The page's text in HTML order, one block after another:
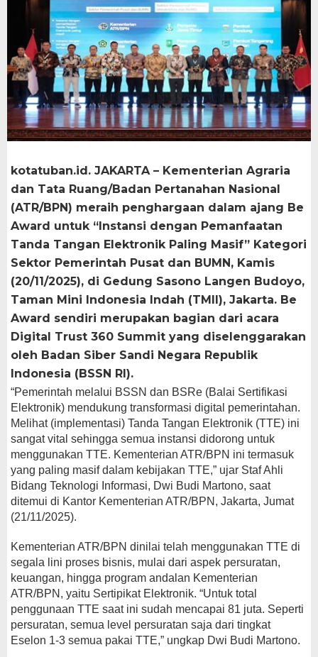
kotatuban.id. JAKARTA – Kementerian Agraria
dan Tata Ruang/Badan Pertanahan Nasional
(ATR/BPN) meraih penghargaan dalam ajang Be
Award untuk “Instansi dengan Pemanfaatan
Tanda Tangan Elektronik Paling Masif” Kategori
Sektor Pemerintah Pusat dan BUMN, Kamis
(20/11/2025), di Gedung Sasono Langen Budoyo,
Taman Mini Indonesia Indah (TMII), Jakarta. Be
Award sendiri merupakan bagian dari acara
Digital Trust 360 Summit yang diselenggarakan
oleh Badan Siber Sandi Negara Republik
Indonesia (BSSN RI).
“Pemerintah melalui BSSN dan BSRe (Balai Sertifikasi
Elektronik) mendukung transformasi digital pemerintahan.
Melihat (implementasi) Tanda Tangan Elektronik (TTE) ini
sangat vital sehingga semua instansi didorong untuk
menggunakan TTE. Kementerian ATR/BPN ini termasuk
yang paling masif dalam kebijakan TTE,” ujar Staf Ahli
Bidang Teknologi Informasi, Dwi Budi Martono, saat
ditemui di Kantor Kementerian ATR/BPN, Jakarta, Jumat
(21/11/2025).
Kementerian ATR/BPN dinilai telah menggunakan TTE di
segala lini proses bisnis, mulai dari aspek persuratan,
keuangan, hingga program andalan Kementerian
ATR/BPN, yaitu Sertipikat Elektronik. “Untuk total
penggunaan TTE saat ini sudah mencapai 81 juta. Seperti
persuratan, semua level persuratan saja dari tingkat
Eselon 1-3 semua pakai TTE,” ungkap Dwi Budi Martono.